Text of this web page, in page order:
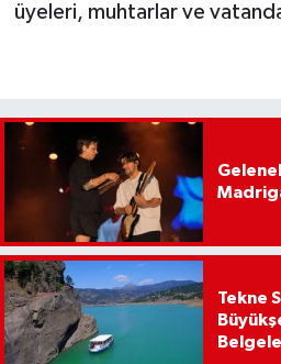
üyeleri, muhtarlar ve
Tekne